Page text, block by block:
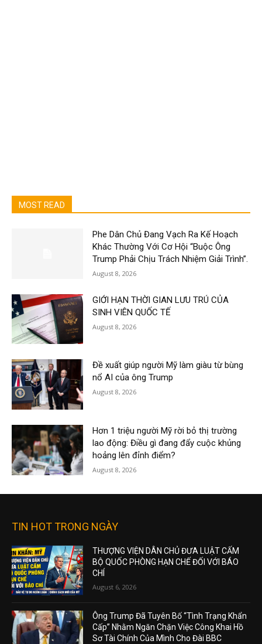
MOST READ
Phe Dân Chủ Đang Vạch Ra Kế Hoạch
Khác Thường Với Cơ Hội “Buộc Ông
Trump Phải Chịu Trách Nhiệm Giải Trình”.
August 8, 2026
GIỚI HẠN THỜI GIAN LƯU TRÚ CỦA
SINH VIÊN QUỐC TẾ
August 8, 2026
Đề xuất giúp người Mỹ làm giàu từ bùng
nổ AI của ông Trump
August 8, 2026
Hơn 1 triệu người Mỹ rời bỏ thị trường
lao động: Điều gì đang đẩy cuộc khủng
hoảng lên đỉnh điểm?
August 8, 2026
TIN HOT TRONG NGÀY
THƯỢNG VIỆN DÂN CHỦ ĐƯA LUẬT CẤM
BỘ QUỐC PHÒNG HẠN CHẾ ĐỐI VỚI BÁO
CHÍ
August 6, 2026
Ông Trump Đã Tuyên Bố “Tình Trạng Khẩn
Cấp” Nhằm Ngăn Chặn Việc Công Khai Hồ
Sơ Tài Chính Của Mình Cho Đài BBC